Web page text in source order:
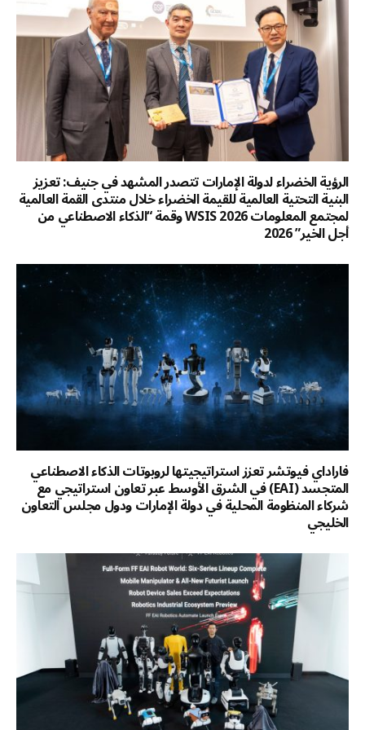
الرؤية الخضراء لدولة الإمارات تتصدر المشهد في جنيف: تعزيز
البنية التحتية العالمية للقيمة الخضراء خلال منتدى القمة العالمية
لمجتمع المعلومات WSIS 2026 وقمة “الذكاء الاصطناعي من
أجل الخير” 2026
فاراداي فيوتشر تعزز استراتيجيتها لروبوتات الذكاء الاصطناعي
المتجسد (EAI) في الشرق الأوسط عبر تعاون استراتيجي مع
شركاء المنظومة المحلية في دولة الإمارات ودول مجلس التعاون
الخليجي